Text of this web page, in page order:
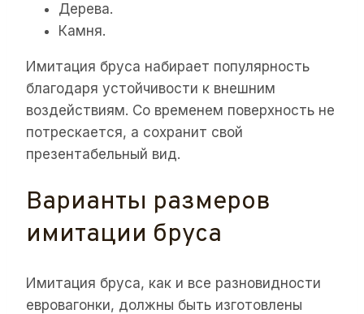
Дерева.
Камня.
Имитация бруса набирает популярность
благодаря устойчивости к внешним
воздействиям. Со временем поверхность не
потрескается, а сохранит свой
презентабельный вид.
Варианты размеров
имитации бруса
Имитация бруса, как и все разновидности
евровагонки, должны быть изготовлены